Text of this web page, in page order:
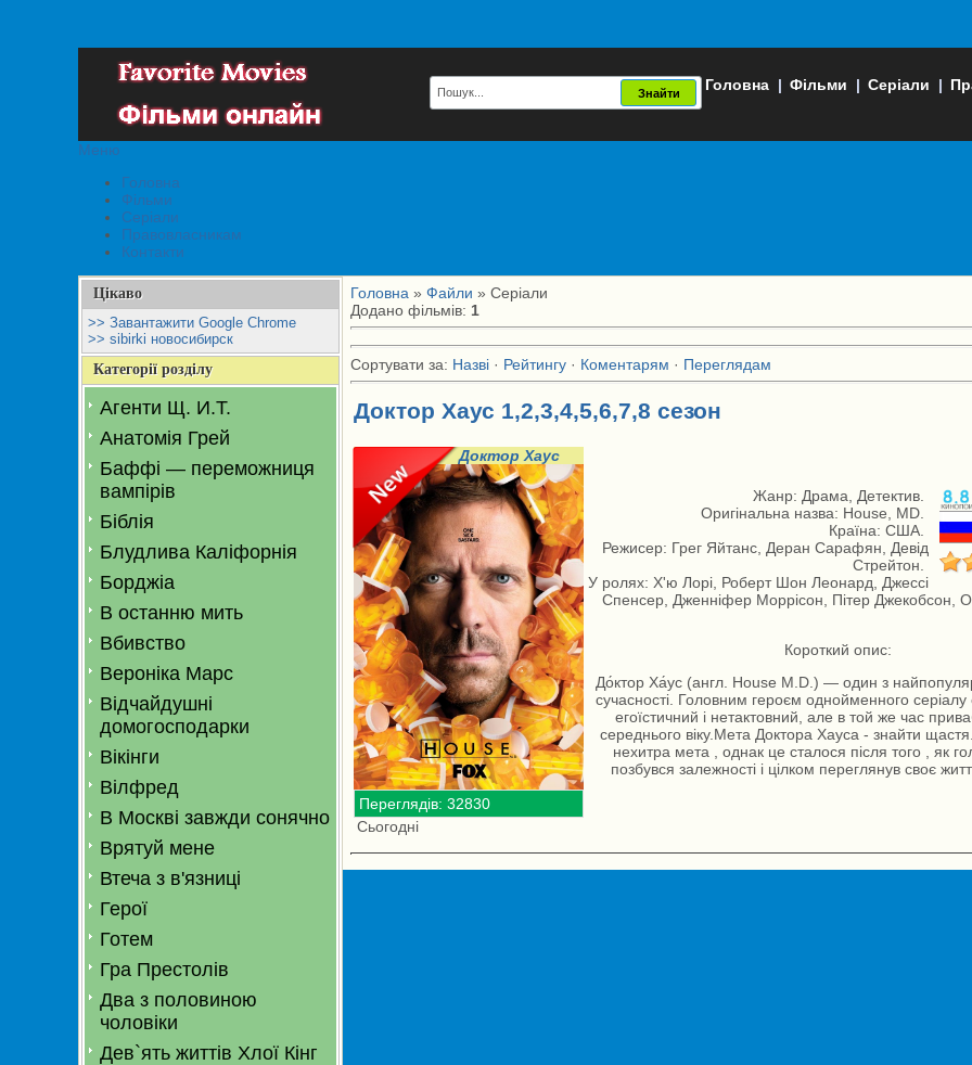
Головна | Фільми | Серіали |
Меню
Головна
Фільми
Серіали
Правовласникам
Контакти
Цікаво
>> Завантажити Google Chrome
>> sibirki новосибирск
Категорії розділу
Агенти Щ. И.Т.
Анатомія Грей
Баффі — переможниця
вампірів
Біблія
Блудлива Каліфорнія
Борджіа
В останню мить
Вбивство
Вероніка Марс
Відчайдушні
домогосподарки
Вікінги
Вілфред
В Москві завжди сонячно
Врятуй мене
Втеча з в'язниці
Герої
Готем
Гра Престолів
Два з половиною
чоловіки
Дев`ять життів Хлої Кінг
Головна » Файли » Серіали
Додано фільмів: 1
Сортувати за: Назві · Рейтингу · Коментарям · Переглядам
Доктор Хаус 1,2,3,4,5,6,7,8 сезон
Доктор Хаус
Переглядів: 32830
Сьогодні
Жанр: Драма, Детектив.
Оригінальна назва: House, MD.
Країна: США.
Режисер: Грег Яйтанс, Деран Сарафян, Девід
Стрейтон.
У ролях: Х'ю Лорі, Роберт Шон Леонард, Джессі
Спенсер, Дженніфер Моррісон, Пітер Джекобсон,
Короткий опис:
До́ктор Ха́ус (англ. House M.D.) — один з
сучасності. Головним героєм однойменного
егоїстичний і нетактовний, але в той же час
середнього віку.Мета Доктора Хауса - знайти
нехитра мета , однак це сталося після того , як
позбувся залежності і цілком переглянув своє